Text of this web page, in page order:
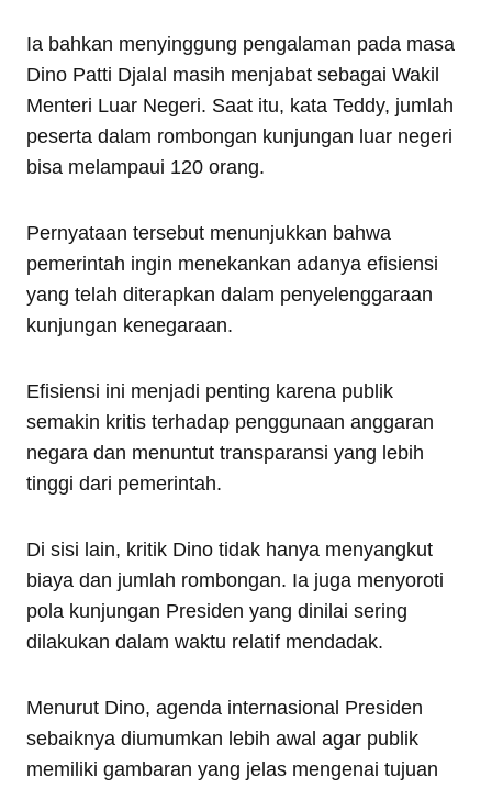
Ia bahkan menyinggung pengalaman pada masa
Dino Patti Djalal masih menjabat sebagai Wakil
Menteri Luar Negeri. Saat itu, kata Teddy, jumlah
peserta dalam rombongan kunjungan luar negeri
bisa melampaui 120 orang.
Pernyataan tersebut menunjukkan bahwa
pemerintah ingin menekankan adanya efisiensi
yang telah diterapkan dalam penyelenggaraan
kunjungan kenegaraan.
Efisiensi ini menjadi penting karena publik
semakin kritis terhadap penggunaan anggaran
negara dan menuntut transparansi yang lebih
tinggi dari pemerintah.
Di sisi lain, kritik Dino tidak hanya menyangkut
biaya dan jumlah rombongan. Ia juga menyoroti
pola kunjungan Presiden yang dinilai sering
dilakukan dalam waktu relatif mendadak.
Menurut Dino, agenda internasional Presiden
sebaiknya diumumkan lebih awal agar publik
memiliki gambaran yang jelas mengenai tujuan